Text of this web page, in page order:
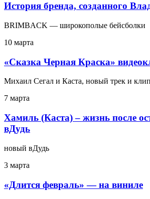
История бренда, созданного
BRIMBACK — широкополые бейсболки
10 марта
«Сказка Черная Краска»
Михаил Сегал и Каста, новый трек и
7 марта
Хамиль (Каста) – жизнь после
вДудь
новый вДудь
3 марта
«Длится февраль» — на виниле